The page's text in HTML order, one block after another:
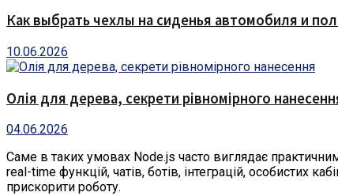
Как выбрать чехлы на сиденья автомобиля и
10.06.2026
Олія для дерева, секрети рівномірного
04.06.2026
Саме в таких умовах Node.js часто виглядає
real-time функцій, чатів, ботів, інтеграцій, особистих
прискорити роботу.